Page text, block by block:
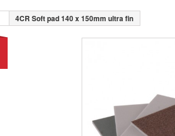
4CR Soft pad 140 x 150mm ultra fin